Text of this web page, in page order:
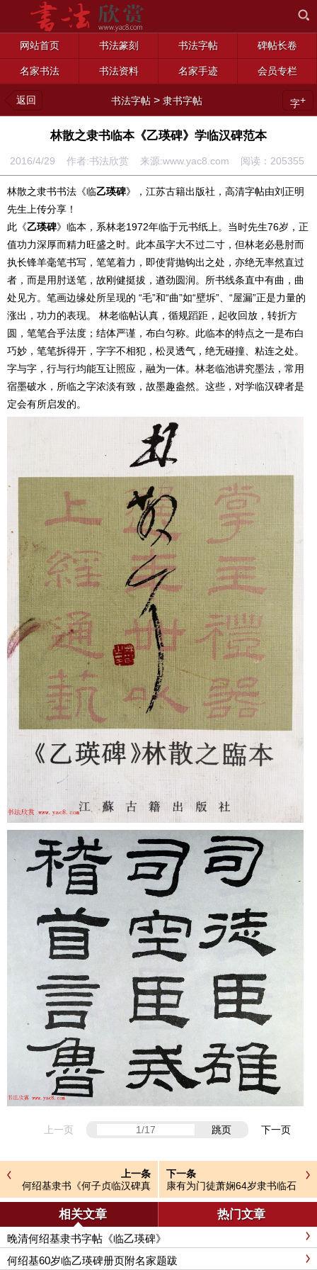
网站首页 书法篆刻 书法字帖 碑帖长卷
名家书法 书法资料 名家手迹 会员专栏
返回 书法字帖 >隶书字帖 字+
林散之隶书临本《乙瑛碑》学临汉碑范本
2016/4/29 作者:书法欣赏 来源:www.yac8.com 阅读： 205355
林散之隶书书法《临乙瑛碑》，江苏古籍出版社，高清字帖由刘正明
先生上传分享！
此《乙瑛碑》临本，系林老1972年临于元书纸上。当时先生76岁，正
值功力深厚而精力旺盛之时。此本虽字大不过二寸，但林老必悬肘而
执长锋羊毫笔书写，笔笔着力，即使背抛钩出之处，亦绝无率然直过
者，而是用肘送笔，故刚健挺拔，遒劲圆润。所书线条直中有曲，曲
处见方。笔画边缘处所呈现的 “毛”和“曲”如“壁坼”、“屋漏”正是力量的
涨出，功力的表现。 林老临帖认真，循规蹈距，起收回放，转折方
圆，笔笔合乎法度；结体严谨，布白匀称。此临本的特点之一是布白
巧妙，笔笔拆得开，字字不相犯，松灵透气，绝无碰撞、粘连之处。
字与字，行与行均能互让照应，融为一体。林老临池讲究墨法，常用
宿墨破水，所临之字浓淡有致，故墨趣盎然。这些，对学临汉碑者是
定会有所启发的。
上一页 跳页 下一页
上一条
何绍基隶书《何子贞临汉碑真
迹》
下一条
康有为门徒萧娴64岁隶书临石
门颂
相关文章 热门文章
晚清何绍基隶书字帖《临乙瑛碑》
何绍基60岁临乙瑛碑册页附名家题跋